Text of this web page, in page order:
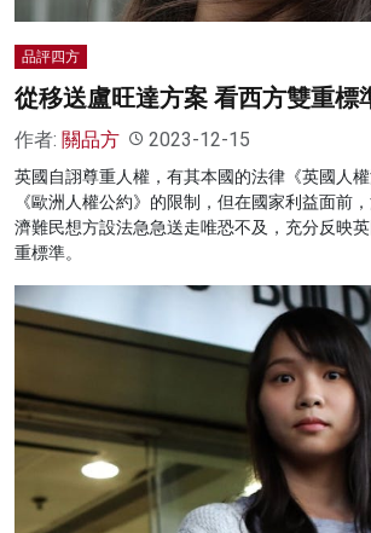
品評四方
從移送盧旺達方案 看西方雙重標
作者: 關品方 2023-12-15
英國自詡尊重人權，有其本國的法律《英國人
《歐洲人權公約》的限制，但在國家利益面前
濟難民想方設法急急送走唯恐不及，充分反映
重標準。